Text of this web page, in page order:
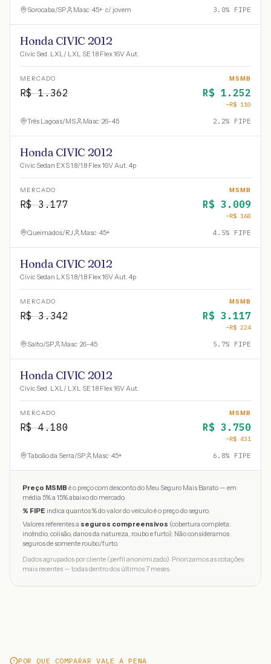
Sorocaba/SP Masc · 45+ · c/ jovem 3.0% FIPE
Honda CIVIC 2012
Civic Sed. LXL/ LXL SE 1.8 Flex 16V Aut.
MERCADO
R$1.362
MSMB
R$ 1.252
−R$ 110
Três Lagoas/MS Masc · 26-45 2.2% FIPE
Honda CIVIC 2012
Civic Sedan EXS 1.8/1.8 Flex 16V Aut. 4p
MERCADO
R$3.177
MSMB
R$ 3.009
−R$ 168
Queimados/RJ Masc · 45+ 4.5% FIPE
Honda CIVIC 2012
Civic Sedan LXS 1.8/1.8 Flex 16V Aut. 4p
MERCADO
R$3.342
MSMB
R$ 3.117
−R$ 224
Salto/SP Masc · 26-45 5.7% FIPE
Honda CIVIC 2012
Civic Sed. LXL/ LXL SE 1.8 Flex 16V Aut.
MERCADO
R$4.180
MSMB
R$ 3.750
−R$ 431
Taboão da Serra/SP Masc · 45+ 6.8% FIPE
Preço MSMB é o preço com desconto do Meu Seguro Mais Barato — em
média 5% a 15% abaixo do mercado.
% FIPE indica quantos % do valor do veículo é o preço do seguro.
Valores referentes a seguros compreensivos (cobertura completa:
incêndio, colisão, danos da natureza, roubo e furto). Não consideramos
seguros de somente roubo/furto.
Dados agrupados por cliente (perfil anonimizado). Priorizamos as cotações
mais recentes — todas dentro dos últimos 7 meses.
POR QUE COMPARAR VALE A PENA